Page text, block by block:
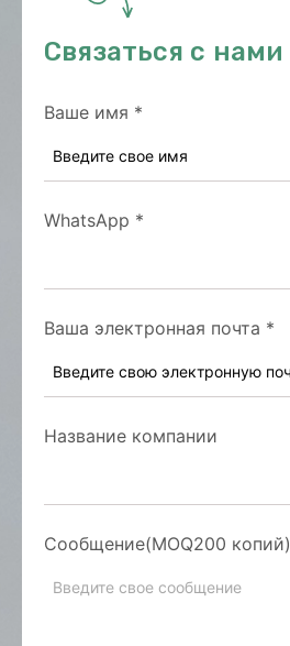
Связаться с нами
Ваше имя *
WhatsApp *
Ваша электронная почта *
Название компании
Сообщение(MOQ200 копий)